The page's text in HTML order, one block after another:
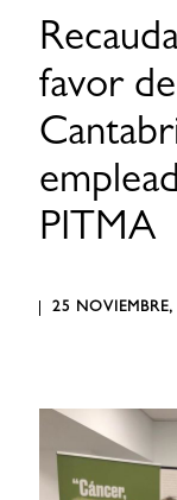
favor
PITMA
25